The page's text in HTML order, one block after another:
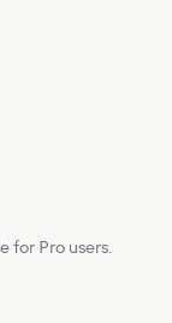
for Pro users.